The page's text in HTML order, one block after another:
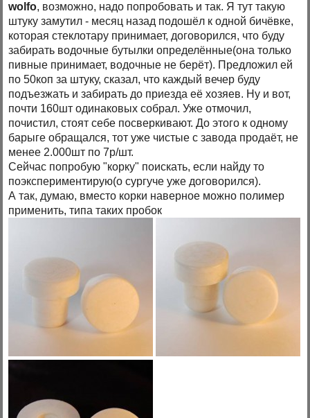
wolfo, возможно, надо попробовать и так. Я тут такую
штуку замутил - месяц назад подошёл к одной бичёвке,
которая стеклотару принимает, договорился, что буду
забирать водочные бутылки определённые(она только
пивные принимает, водочные не берёт). Предложил ей
по 50коп за штуку, сказал, что каждый вечер буду
подъезжать и забирать до приезда её хозяев. Ну и вот,
почти 160шт одинаковых собрал. Уже отмочил,
почистил, стоят себе посверкивают. До этого к одному
барыге обращался, тот уже чистые с завода продаёт, не
менее 2.000шт по 7р/шт.
Сейчас попробую "корку" поискать, если найду то
поэкспериментирую(о сургуче уже договорился).
А так, думаю, вместо корки наверное можно полимер
применить, типа таких пробок